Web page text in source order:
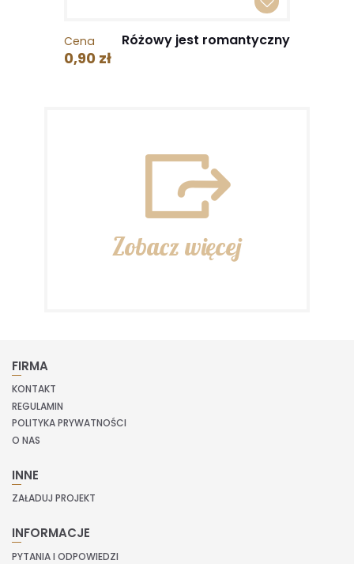
Cena
0,90 zł
Różowy jest romantyczny
Zobacz więcej
FIRMA
KONTAKT
REGULAMIN
POLITYKA PRYWATNOŚCI
O NAS
INNE
ZAŁADUJ PROJEKT
INFORMACJE
PYTANIA I ODPOWIEDZI